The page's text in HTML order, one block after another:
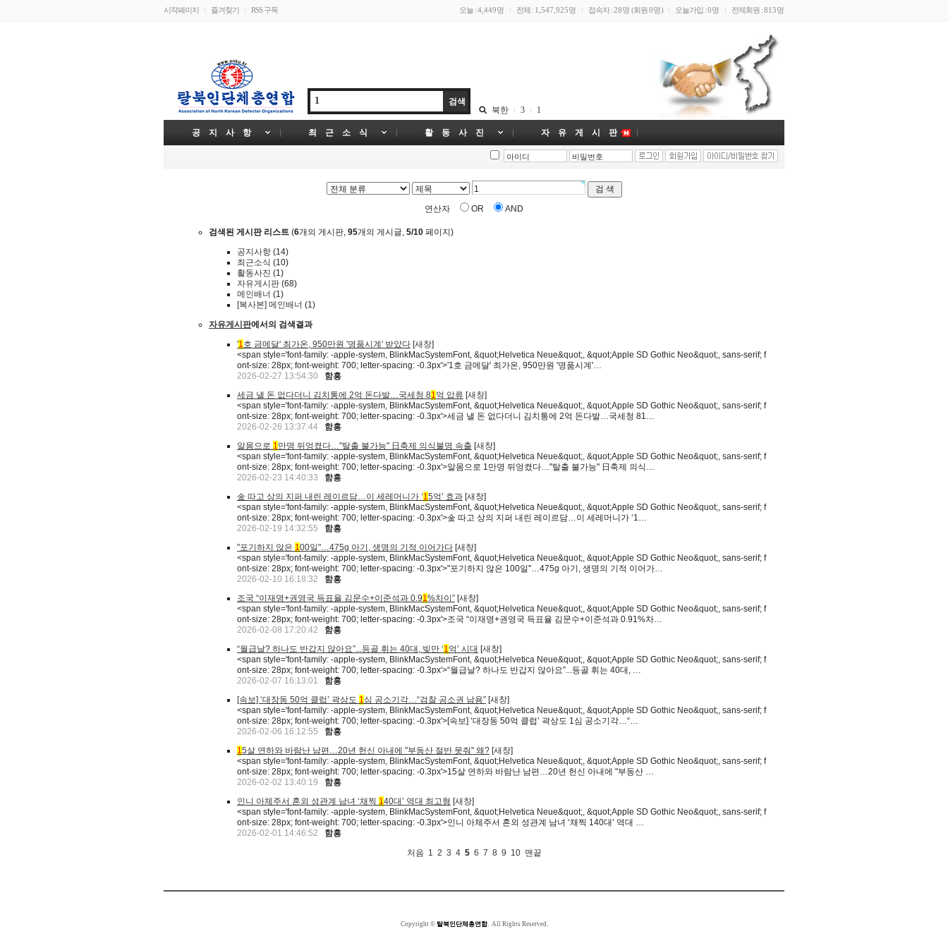
시작페이지 즐겨찾기 RSS 구독 오늘 :4,449명 전체 : 1,547,925명 접속자 :28명 (회원 0명) 오늘가입 :0명 전체회원 :813명
북한 3 1
공 지 사 항 최 근 소 식 활 동 사 진 자 유 게 시 판
연산자 OR AND
검색된 게시판 리스트 (6개의 게시판, 95개의 게시글, 5/10 페이지)
공지사항 (14)
최근소식 (10)
활동사진 (1)
자유게시판 (68)
메인배너 (1)
[복사본] 메인배너 (1)
자유게시판에서의 검색결과
'1호 금메달' 최가온, 950만원 '명품시계' 받았다 [새창]
<span style='font-family: -apple-system, BlinkMacSystemFont, &quot;Helvetica Neue&quot;, &quot;Apple SD Gothic Neo&quot;, sans-serif; f
ont-size: 28px; font-weight: 700; letter-spacing: -0.3px'>'1호 금메달' 최가온, 950만원 '명품시계'…
2026-02-27 13:54:30
함흥
세금 낼 돈 없다더니 김치통에 2억 돈다발…국세청 81억 압류 [새창]
<span style='font-family: -apple-system, BlinkMacSystemFont, &quot;Helvetica Neue&quot;, &quot;Apple SD Gothic Neo&quot;, sans-serif; f
ont-size: 28px; font-weight: 700; letter-spacing: -0.3px'>세금 낼 돈 없다더니 김치통에 2억 돈다발…국세청 81…
2026-02-26 13:37:44
함흥
알몸으로 1만명 뒤엉켰다…"탈출 불가능" 日축제 의식불명 속출 [새창]
<span style='font-family: -apple-system, BlinkMacSystemFont, &quot;Helvetica Neue&quot;, &quot;Apple SD Gothic Neo&quot;, sans-serif; f
ont-size: 28px; font-weight: 700; letter-spacing: -0.3px'>알몸으로 1만명 뒤엉켰다…"탈출 불가능" 日축제 의식…
2026-02-23 14:40:33
함흥
金 따고 상의 지퍼 내린 레이르담…이 세레머니가 ‘15억’ 효과 [새창]
<span style='font-family: -apple-system, BlinkMacSystemFont, &quot;Helvetica Neue&quot;, &quot;Apple SD Gothic Neo&quot;, sans-serif; f
ont-size: 28px; font-weight: 700; letter-spacing: -0.3px'>金 따고 상의 지퍼 내린 레이르담…이 세레머니가 ‘1…
2026-02-19 14:32:55
함흥
"포기하지 않은 100일"…475g 아기, 생명의 기적 이어가다 [새창]
<span style='font-family: -apple-system, BlinkMacSystemFont, &quot;Helvetica Neue&quot;, &quot;Apple SD Gothic Neo&quot;, sans-serif; f
ont-size: 28px; font-weight: 700; letter-spacing: -0.3px'>"포기하지 않은 100일"…475g 아기, 생명의 기적 이어가…
2026-02-10 16:18:32
함흥
조국 “이재명+권영국 득표율 김문수+이준석과 0.91%차이” [새창]
<span style='font-family: -apple-system, BlinkMacSystemFont, &quot;Helvetica Neue&quot;, &quot;Apple SD Gothic Neo&quot;, sans-serif; f
ont-size: 28px; font-weight: 700; letter-spacing: -0.3px'>조국 “이재명+권영국 득표율 김문수+이준석과 0.91%차…
2026-02-08 17:20:42
함흥
“월급날? 하나도 반갑지 않아요”...등골 휘는 40대, 빚만 ‘1억’ 시대 [새창]
<span style='font-family: -apple-system, BlinkMacSystemFont, &quot;Helvetica Neue&quot;, &quot;Apple SD Gothic Neo&quot;, sans-serif; f
ont-size: 28px; font-weight: 700; letter-spacing: -0.3px'>“월급날? 하나도 반갑지 않아요”...등골 휘는 40대, …
2026-02-07 16:13:01
함흥
[속보] ‘대장동 50억 클럽’ 곽상도 1심 공소기각…“검찰 공소권 남용” [새창]
<span style='font-family: -apple-system, BlinkMacSystemFont, &quot;Helvetica Neue&quot;, &quot;Apple SD Gothic Neo&quot;, sans-serif; f
ont-size: 28px; font-weight: 700; letter-spacing: -0.3px'>[속보] ‘대장동 50억 클럽’ 곽상도 1심 공소기각…“…
2026-02-06 16:12:55
함흥
15살 연하와 바람난 남편…20년 헌신 아내에 "부동산 절반 못줘" 왜? [새창]
<span style='font-family: -apple-system, BlinkMacSystemFont, &quot;Helvetica Neue&quot;, &quot;Apple SD Gothic Neo&quot;, sans-serif; f
ont-size: 28px; font-weight: 700; letter-spacing: -0.3px'>15살 연하와 바람난 남편…20년 헌신 아내에 "부동산 …
2026-02-02 13:40:19
함흥
인니 아체주서 혼외 성관계 남녀 ‘채찍 140대’ 역대 최고형 [새창]
<span style='font-family: -apple-system, BlinkMacSystemFont, &quot;Helvetica Neue&quot;, &quot;Apple SD Gothic Neo&quot;, sans-serif; f
ont-size: 28px; font-weight: 700; letter-spacing: -0.3px'>인니 아체주서 혼외 성관계 남녀 ‘채찍 140대’ 역대 …
2026-02-01 14:46:52
함흥
처음 1 2 3 4 5 6 7 8 9 10 맨끝
Copyright © 탈북인단체총연합. All Rights Reserved.